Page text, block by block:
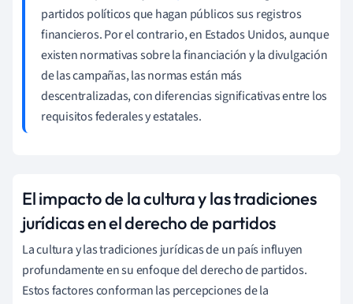
partidos políticos que hagan públicos sus registros
financieros. Por el contrario, en Estados Unidos, aunque
existen normativas sobre la financiación y la divulgación
de las campañas, las normas están más
descentralizadas, con diferencias significativas entre los
requisitos federales y estatales.
El impacto de la cultura y las tradiciones
jurídicas en el derecho de partidos
La cultura y las tradiciones jurídicas de un país influyen
profundamente en su enfoque del derecho de partidos.
Estos factores conforman las percepciones de la